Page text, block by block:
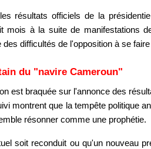
résultats officiels de la
mois à la suite de manifestations
difficultés de l'opposition à se
du "navire Cameroun"
est braquée sur l'annonce des
montrent que la tempête politique
résonner comme une prophétie.
soit reconduit ou qu'un nouveau